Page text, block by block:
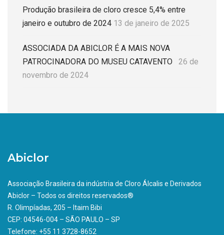
Produção brasileira de cloro cresce 5,4% entre
janeiro e outubro de 2024 13 de janeiro de 2025
ASSOCIADA DA ABICLOR É A MAIS NOVA
PATROCINADORA DO MUSEU CATAVENTO
26 de
novembro de 2024
Abiclor
Associação Brasileira da indústria de Cloro Álcalis e Derivados
Abiclor – Todos os direitos reservados®
R. Olimpíadas, 205 – Itaim Bibi
CEP: 04546-004 – SÃO PAULO – SP
Telefone: +55 11 3728-8652